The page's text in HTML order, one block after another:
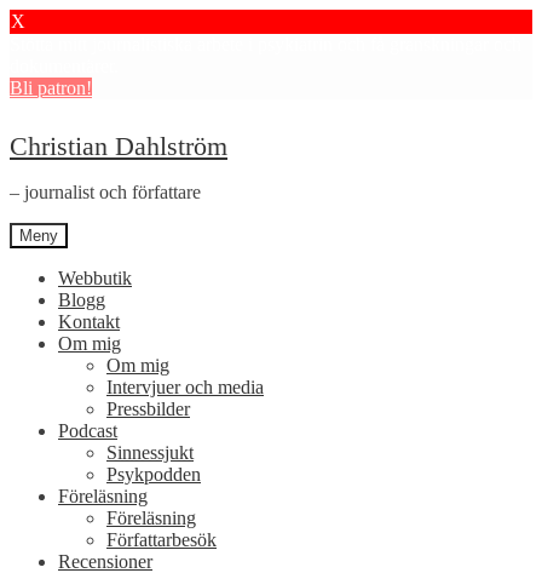
X
Bli patron!
Hoppa
till
navigering
Hoppa
till
innehåll
Christian Dahlström
– journalist och författare
Meny
Webbutik
Blogg
Kontakt
Om mig
Om mig
Intervjuer och media
Pressbilder
Podcast
Sinnessjukt
Psykpodden
Föreläsning
Föreläsning
Författarbesök
Recensioner